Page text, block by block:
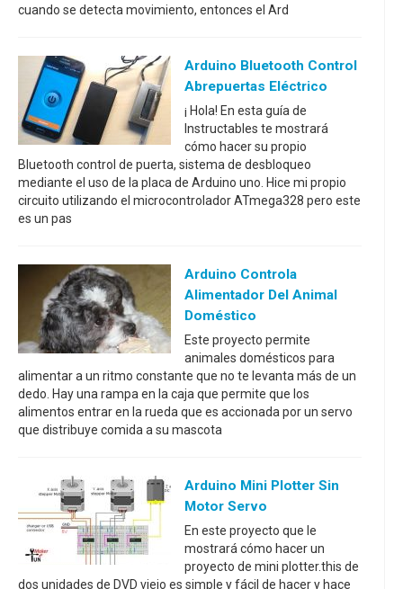
cuando se detecta movimiento, entonces el Ard
Arduino Bluetooth Control
Abrepuertas Eléctrico
¡ Hola! En esta guía de
Instructables te mostrará
cómo hacer su propio
Bluetooth control de puerta, sistema de desbloqueo
mediante el uso de la placa de Arduino uno. Hice mi propio
circuito utilizando el microcontrolador ATmega328 pero este
es un pas
Arduino Controla
Alimentador Del Animal
Doméstico
Este proyecto permite
animales domésticos para
alimentar a un ritmo constante que no te levanta más de un
dedo. Hay una rampa en la caja que permite que los
alimentos entrar en la rueda que es accionada por un servo
que distribuye comida a su mascota
Arduino Mini Plotter Sin
Motor Servo
En este proyecto que le
mostrará cómo hacer un
proyecto de mini plotter.this de
dos unidades de DVD viejo es simple y fácil de hacer y hace